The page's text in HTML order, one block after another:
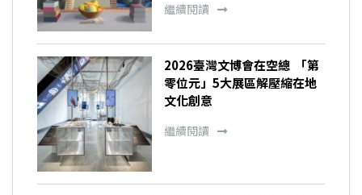
繼續閱讀
2026臺灣文博會在空總 「第
零位元」5大展區解壓縮在地
文化創意
繼續閱讀